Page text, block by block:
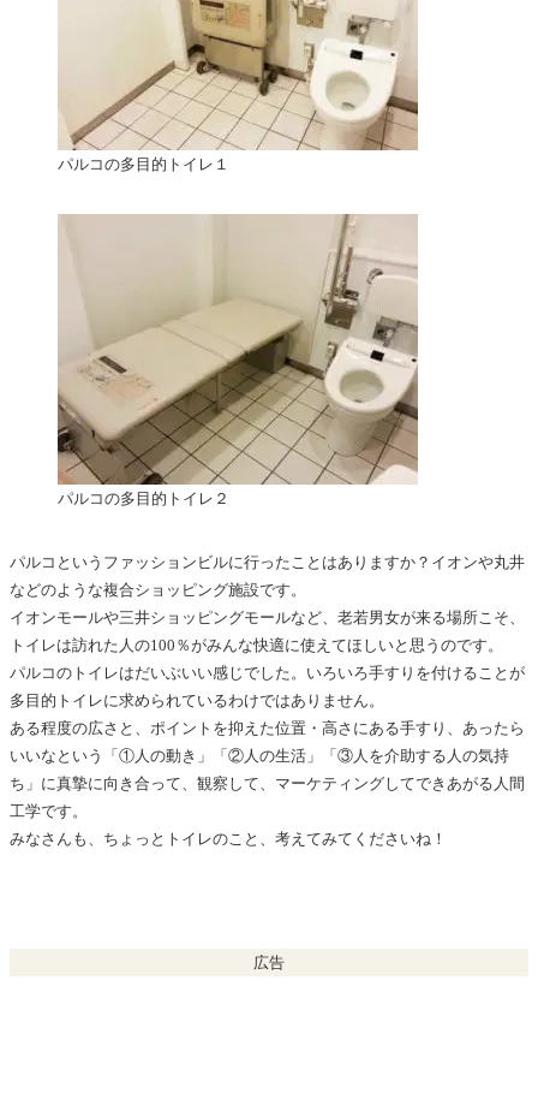
パルコの多目的トイレ１
パルコの多目的トイレ２
パルコというファッションビルに行ったことはありますか？イオンや丸井
などのような複合ショッピング施設です。
イオンモールや三井ショッピングモールなど、老若男女が来る場所こそ、
トイレは訪れた人の100％がみんな快適に使えてほしいと思うのです。
パルコのトイレはだいぶいい感じでした。いろいろ手すりを付けることが
多目的トイレに求められているわけではありません。
ある程度の広さと、ポイントを抑えた位置・高さにある手すり、あったら
いいなという「①人の動き」「②人の生活」「③人を介助する人の気持
ち」に真摯に向き合って、観察して、マーケティングしてできあがる人間
工学です。
みなさんも、ちょっとトイレのこと、考えてみてくださいね！
広告